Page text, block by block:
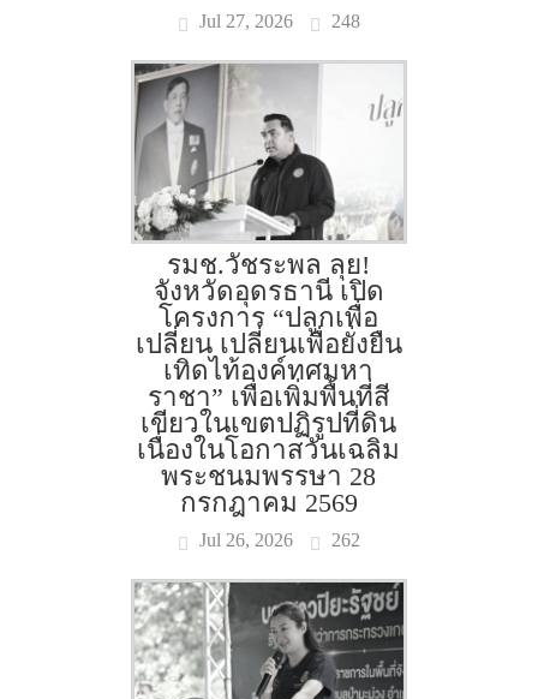
Jul 27, 2026 248
รมช.วัชระพล ลุย!
จังหวัดอุดรธานี เปิด
โครงการ “ปลูกเพื่อ
เปลี่ยน เปลี่ยนเพื่อยั่งยืน
เทิดไท้องค์ทศมหา
ราชา” เพื่อเพิ่มพื้นที่สี
เขียวในเขตปฏิรูปที่ดิน
เนื่องในโอกาสวันเฉลิม
พระชนมพรรษา 28
กรกฎาคม 2569
Jul 26, 2026 262